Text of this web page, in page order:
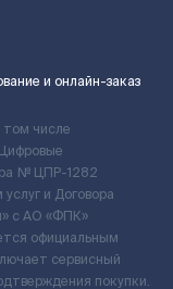
и онлайн-заказ
числе
№ ЦПР-1282
и Договора
c АО «ФПК»
официальным
сервисный
покупки.